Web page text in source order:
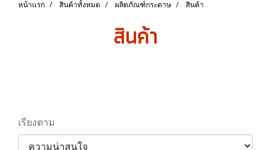
หน้าแรก สินค้าทั้งหมด ผลิตภัณฑ์กระดาษ สินค้า
สินค้า
เรียงตาม